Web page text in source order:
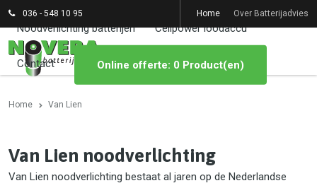
036 - 548 10 95 Home Over Batterijadvies
Noodverlichting batterijen Cellpower loodaccu
Contact Online offerte: 0 Product(en)
Home Van Lien
Van Lien noodverlichting
Van Lien noodverlichting bestaat al jaren op de Nederlandse